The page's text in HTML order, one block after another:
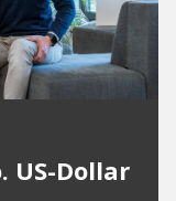
US-Dollar